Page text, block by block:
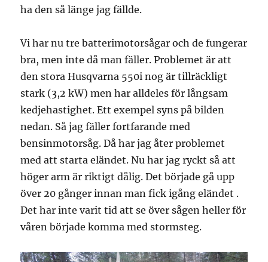
ha den så länge jag fällde.
Vi har nu tre batterimotorsågar och de fungerar
bra, men inte då man fäller. Problemet är att
den stora Husqvarna 550i nog är tillräckligt
stark (3,2 kW) men har alldeles för långsam
kedjehastighet. Ett exempel syns på bilden
nedan. Så jag fäller fortfarande med
bensinmotorsåg. Då har jag åter problemet
med att starta eländet. Nu har jag ryckt så att
höger arm är riktigt dålig. Det började gå upp
över 20 gånger innan man fick igång eländet .
Det har inte varit tid att se över sågen heller för
våren började komma med stormsteg.